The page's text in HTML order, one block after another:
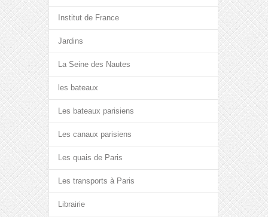
Institut de France
Jardins
La Seine des Nautes
les bateaux
Les bateaux parisiens
Les canaux parisiens
Les quais de Paris
Les transports à Paris
Librairie